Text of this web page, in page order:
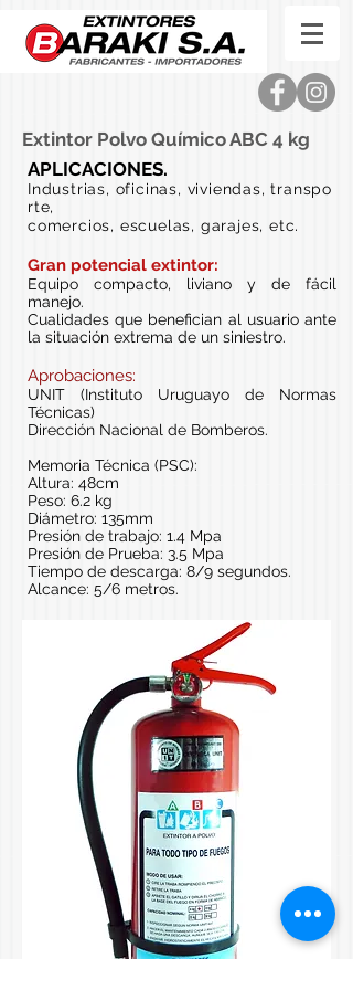
APLICACIONES.
Industrias, oficinas, viviendas, transpo
rte,
comercios, escuelas, garajes, etc.
Gran potencial extintor:
Equipo compacto, liviano y de fácil
manejo.
Cualidades que benefician al usuario ante
la situación extrema de un siniestro.
Aprobaciones:
UNIT (Instituto Uruguayo de Normas
Técnicas)
Dirección Nacional de Bomberos.
Memoria Técnica (PSC):
Altura: 48cm
Peso: 6.2 kg
Diámetro: 135mm
Presión de trabajo: 1.4 Mpa
Presión de Prueba: 3.5 Mpa
Tiempo de descarga: 8/9 segundos.
Alcance: 5/6 metros.
Extintor Polvo Químico ABC 4 kg